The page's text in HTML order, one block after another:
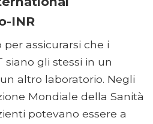
INR
per assicurarsi che i
siano gli stessi in un
altro laboratorio. Negli
Mondiale della Sanità
potevano essere a